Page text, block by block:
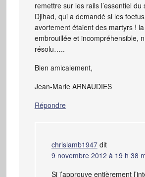
remettre sur les rails l’essentiel du
Djihad, qui a demandé si les
avortement étaient des martyrs !
embrouillée et incompréhensible,
résolu…..
Bien amicalement,
Jean-Marie ARNAUDIES
Répondre
chrislamb1947 dit
9 novembre 2012 à 19 h 38
Si j’approuve entièrement